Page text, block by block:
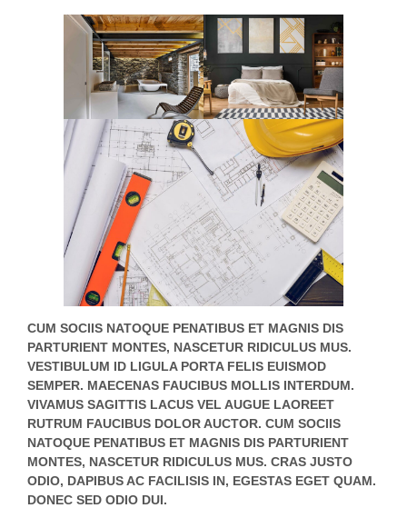
CUM SOCIIS NATOQUE PENATIBUS ET MAGNIS DIS
PARTURIENT MONTES, NASCETUR RIDICULUS MUS.
VESTIBULUM ID LIGULA PORTA FELIS EUISMOD
SEMPER. MAECENAS FAUCIBUS MOLLIS INTERDUM.
VIVAMUS SAGITTIS LACUS VEL AUGUE LAOREET
RUTRUM FAUCIBUS DOLOR AUCTOR. CUM SOCIIS
NATOQUE PENATIBUS ET MAGNIS DIS PARTURIENT
MONTES, NASCETUR RIDICULUS MUS. CRAS JUSTO
ODIO, DAPIBUS AC FACILISIS IN, EGESTAS EGET QUAM.
DONEC SED ODIO DUI.